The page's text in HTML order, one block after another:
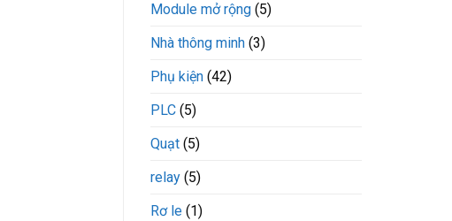
Module mở rộng (5)
Nhà thông minh (3)
Phụ kiện (42)
PLC (5)
Quạt (5)
relay (5)
Rơ le (1)